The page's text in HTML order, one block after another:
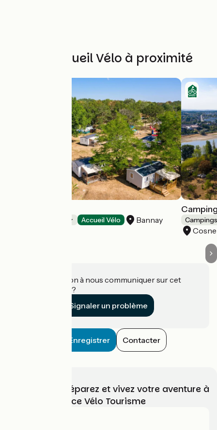
Autres Accueil Vélo à proximité
Accueil Vélo Bannay
Une information à nous communiquer sur cet
établissement ?
Signaler un problème
Enregistrer Contacter
Choisissez, préparez et vivez votre aventure à
vélo avec France Vélo Tourisme